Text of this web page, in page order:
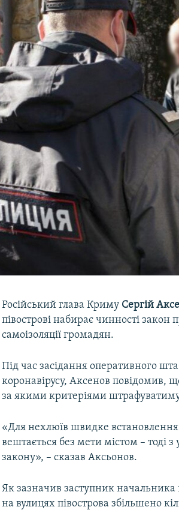
Російський глава Криму Сергій
півострові набирає чинності
самоізоляції громадян.
Під час засідання оперативного
коронавірусу, Аксенов повідомив,
за якими критеріями
«Для нехлюїв швидке
вештається без мети містом – тоді з
закону», – сказав Аксьонов.
Як зазначив заступник начальника
на вулицях півострова збільшено